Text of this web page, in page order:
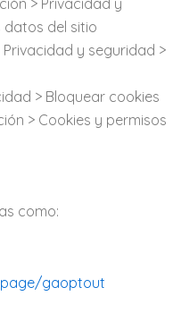
> Privacidad y
datos del sitio
Privacidad y seguridad >
> Bloquear cookies
> Cookies y permisos
como:
gaoptout